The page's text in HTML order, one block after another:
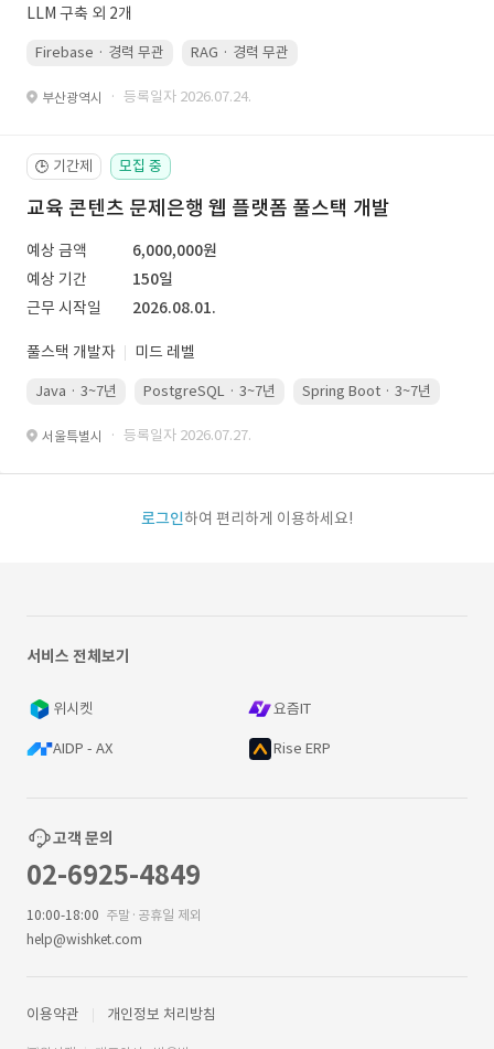
LLM 구축 외 2개
Firebase · 경력 무관 RAG · 경력 무관
부산광역시 · 등록일자 2026.07.24.
🕒 기간제 모집 중
교육 콘텐츠 문제은행 웹 플랫폼 풀스택 개발
예상 금액
6,000,000원
예상 기간
150일
근무 시작일
2026.08.01.
풀스택 개발자 미드 레벨
Java · 3~7년 PostgreSQL · 3~7년 Spring Boot · 3~7년
서울특별시 · 등록일자 2026.07.27.
로그인하여 편리하게 이용하세요!
서비스 전체보기
위시켓 요즘IT
AIDP - AX Rise ERP
고객 문의
02-6925-4849
10:00-18:00 주말·공휴일 제외
help@wishket.com
이용약관 개인정보 처리방침